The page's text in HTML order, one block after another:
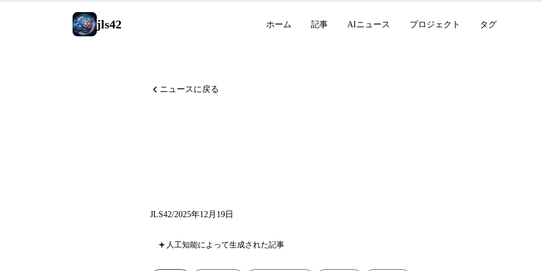
jls42 ホーム 記事 AIニュース プロジェクト タグ
ニュースに戻る
JLS42/2025年12月19日
人工知能によって生成された記事